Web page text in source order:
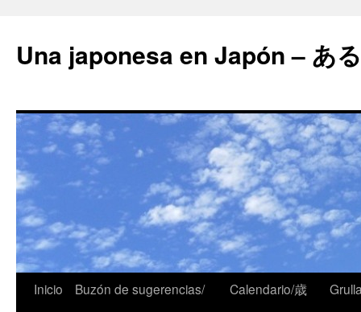
Una japonesa en Japón – あ
Inicio
Buzón de sugerencias/
Calendario/歳